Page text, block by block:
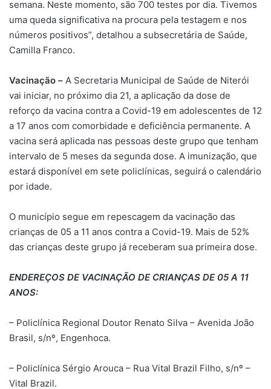
semana. Neste momento, são 700 testes por dia. Tivemos
uma queda significativa na procura pela testagem e nos
números positivos”, detalhou a subsecretária de Saúde,
Camilla Franco.
Vacinação – A Secretaria Municipal de Saúde de Niterói
vai iniciar, no próximo dia 21, a aplicação da dose de
reforço da vacina contra a Covid-19 em adolescentes de 12
a 17 anos com comorbidade e deficiência permanente. A
vacina será aplicada nas pessoas deste grupo que tenham
intervalo de 5 meses da segunda dose. A imunização, que
estará disponível em sete policlínicas, seguirá o calendário
por idade.
O município segue em repescagem da vacinação das
crianças de 05 a 11 anos contra a Covid-19. Mais de 52%
das crianças deste grupo já receberam sua primeira dose.
ENDEREÇOS DE VACINAÇÃO DE CRIANÇAS DE 05 A 11
ANOS:
– Policlínica Regional Doutor Renato Silva – Avenida João
Brasil, s/nº, Engenhoca.
– Policlínica Sérgio Arouca – Rua Vital Brazil Filho, s/nº –
Vital Brazil.